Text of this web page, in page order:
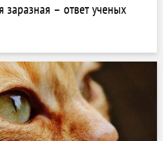
заразная – ответ ученых